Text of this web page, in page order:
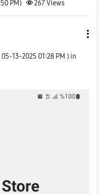
PM) 267Views
‎05-13-2025 01:28 PM ) in